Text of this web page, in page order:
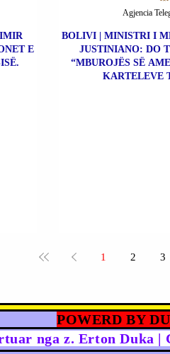
E
BOLIVI | MINISTRI I
JUSTINIANO: DO
“MBUROJËS SË
KARTELEVE
Agjencia
1 2 3
POWERD BY
nga z. Erton Duka